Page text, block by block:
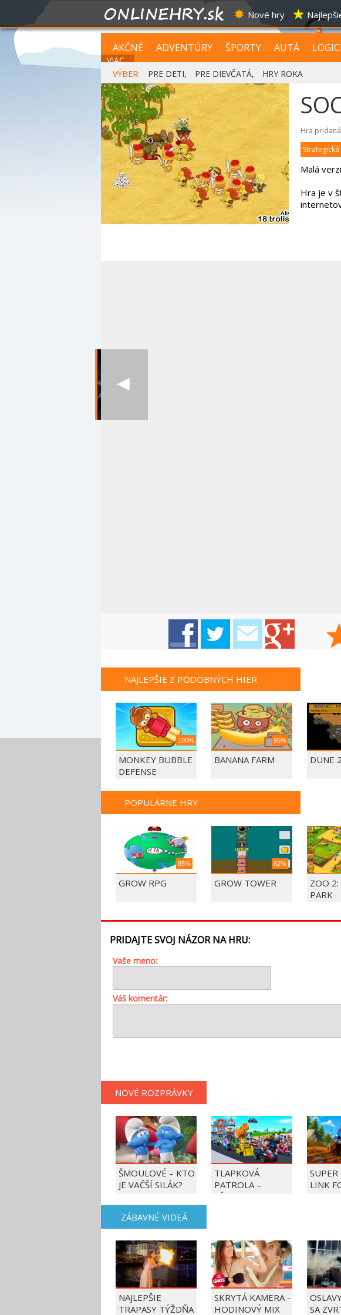
Nové hry
AKČNÉ ADVENTÚRY ŠPORTY AUTÁ
VIAC...
VÝBER:
PRE DETI, PRE DIEVČATÁ, HRY ROKA
Hra
Strategická
Malá
Hra je v
NAJLEPŠIE Z PODOBNÝCH HIER
100%
MONKEY BUBBLE
DEFENSE
95%
BANANA FARM DUNE 2
POPULÁRNE HRY
85%
GROW RPG
82%
GROW TOWER
ZOO
PARK
PRIDAJTE SVOJ NÁZOR NA HRU:
Vaše meno:
Váš komentár:
NOVÉ ROZPRÁVKY
ŠMOULOVÉ – KTO
JE VÄČŠÍ SILÁK?
TLAPKOVÁ
PATROLA –
VŠETKY LABKY DO
LINK
ZÁBAVNÉ VIDEÁ
NAJLEPŠIE
TRAPASY TÝŽDŇA
SKRYTÁ KAMERA -
HODINOVÝ MIX
SA